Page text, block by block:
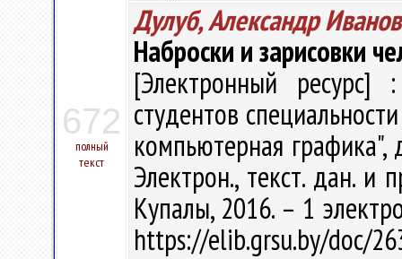
672
полный
текст
Дулуб, Александр
Наброски и зарисовки
[Электронный ресурс]
студентов
компьютерная
Электрон., текст. дан. и
Купалы, 2016. – 1
https://elib.grsu.by/doc/